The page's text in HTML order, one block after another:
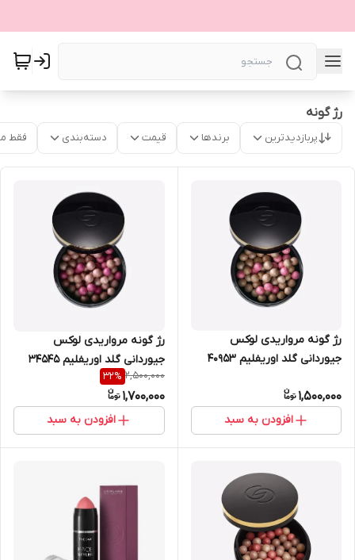
رژ گونه
پربازدیدترین برندها قیمت دسته‌بندی فقط
رژ گونه مرواریدی لوکس
جیوردانی گلد اوریفلیم 40953
1,500,000
افزودن به سبد
رژ گونه مرواریدی لوکس
جیوردانی گلد اوریفلیم 34545
2,500,000
32%
1,700,000
افزودن به سبد